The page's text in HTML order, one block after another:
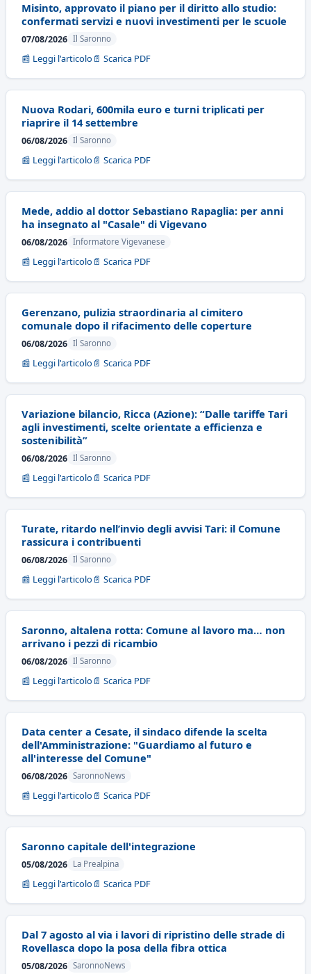
Misinto, approvato il piano per il diritto allo studio:
confermati servizi e nuovi investimenti per le scuole
07/08/2026 Il Saronno
📰 Leggi l'articolo 📄 Scarica PDF
Nuova Rodari, 600mila euro e turni triplicati per
riaprire il 14 settembre
06/08/2026 Il Saronno
📰 Leggi l'articolo 📄 Scarica PDF
Mede, addio al dottor Sebastiano Rapaglia: per anni
ha insegnato al "Casale" di Vigevano
06/08/2026 Informatore Vigevanese
📰 Leggi l'articolo 📄 Scarica PDF
Gerenzano, pulizia straordinaria al cimitero
comunale dopo il rifacimento delle coperture
06/08/2026 Il Saronno
📰 Leggi l'articolo 📄 Scarica PDF
Variazione bilancio, Ricca (Azione): “Dalle tariffe Tari
agli investimenti, scelte orientate a efficienza e
sostenibilità”
06/08/2026 Il Saronno
📰 Leggi l'articolo 📄 Scarica PDF
Turate, ritardo nell’invio degli avvisi Tari: il Comune
rassicura i contribuenti
06/08/2026 Il Saronno
📰 Leggi l'articolo 📄 Scarica PDF
Saronno, altalena rotta: Comune al lavoro ma… non
arrivano i pezzi di ricambio
06/08/2026 Il Saronno
📰 Leggi l'articolo 📄 Scarica PDF
Data center a Cesate, il sindaco difende la scelta
dell'Amministrazione: "Guardiamo al futuro e
all'interesse del Comune"
06/08/2026 SaronnoNews
📰 Leggi l'articolo 📄 Scarica PDF
Saronno capitale dell'integrazione
05/08/2026 La Prealpina
📰 Leggi l'articolo 📄 Scarica PDF
Dal 7 agosto al via i lavori di ripristino delle strade di
Rovellasca dopo la posa della fibra ottica
05/08/2026 SaronnoNews